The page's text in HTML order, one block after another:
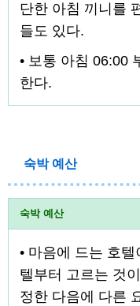
단한 아침 끼니를
들도 있다.
• 보통 아침 06:00
한다.
숙박 예산
숙박 예산
• 마음에 드는 호
텔부터 고르는 것
정한 다음에 다른